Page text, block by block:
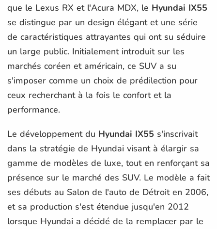
que le Lexus RX et l'Acura MDX, le Hyundai IX55
se distingue par un design élégant et une série
de caractéristiques attrayantes qui ont su séduire
un large public. Initialement introduit sur les
marchés coréen et américain, ce SUV a su
s'imposer comme un choix de prédilection pour
ceux recherchant à la fois le confort et la
performance.
Le développement du Hyundai IX55 s'inscrivait
dans la stratégie de Hyundai visant à élargir sa
gamme de modèles de luxe, tout en renforçant sa
présence sur le marché des SUV. Le modèle a fait
ses débuts au Salon de l'auto de Détroit en 2006,
et sa production s'est étendue jusqu'en 2012
lorsque Hyundai a décidé de la remplacer par le